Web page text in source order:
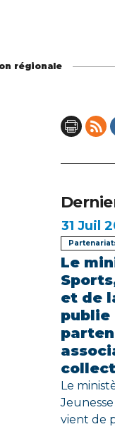
régionale
31 Juil
Le
et de
publie
Le
vient de